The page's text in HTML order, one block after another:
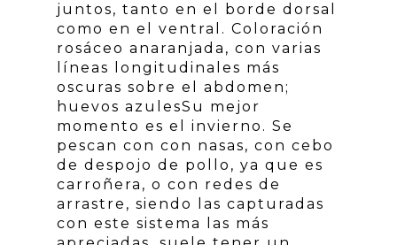
juntos, tanto en el borde dorsal
como en el ventral. Coloración
rosáceo anaranjada, con varias
líneas longitudinales más
oscuras sobre el abdomen;
huevos azulesSu mejor
momento es el invierno. Se
pescan con con nasas, con cebo
de despojo de pollo, ya que es
carroñera, o con redes de
arrastre, siendo las capturadas
con este sistema las más